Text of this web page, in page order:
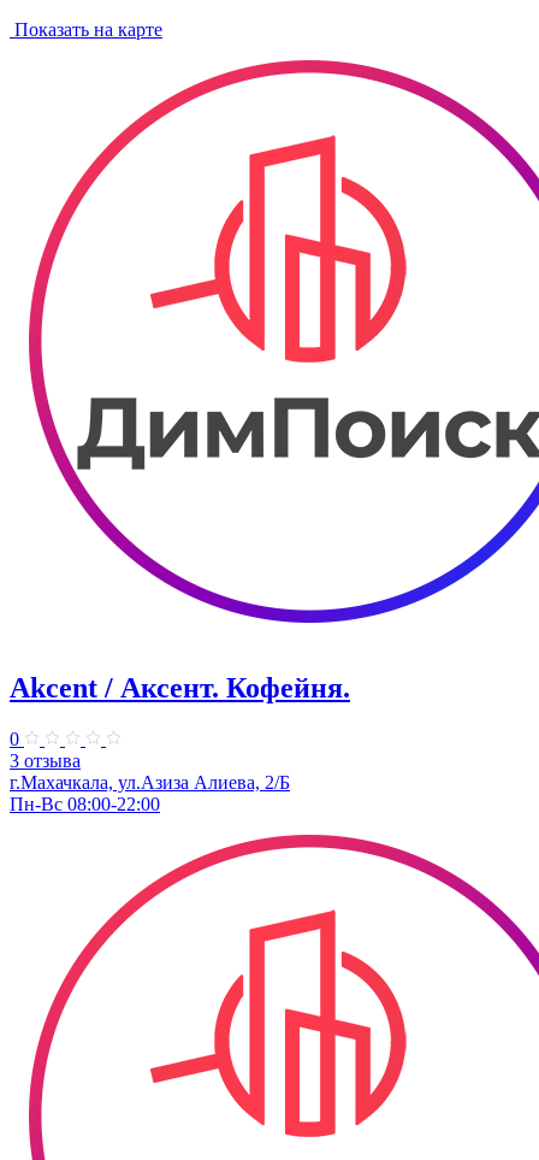
Показать на карте
Akcent / Аксент. Кофейня.
0
3 отзыва
г.Махачкала, ул.Азиза Алиева, 2/Б
Пн-Вс 08:00-22:00